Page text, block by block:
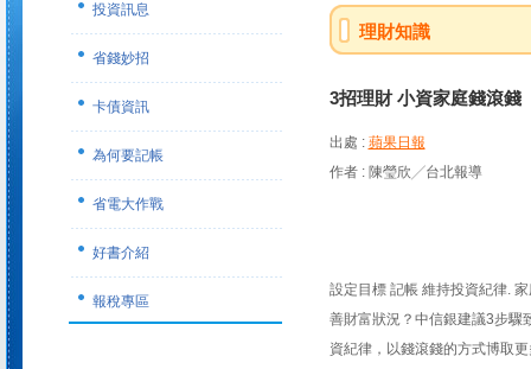
投資訊息
省錢妙招
卡債資訊
為何要記帳
省電大作戰
好書介紹
報稅專區
理財知識
3招理財 小資家庭錢滾錢
出處 : 蘋果日報
作者 : 陳瑩欣╱台北報導
設定目標 記帳 維持投資紀律.
善財富狀況？中信銀建議3步驟
資紀律，以錢滾錢的方式博取